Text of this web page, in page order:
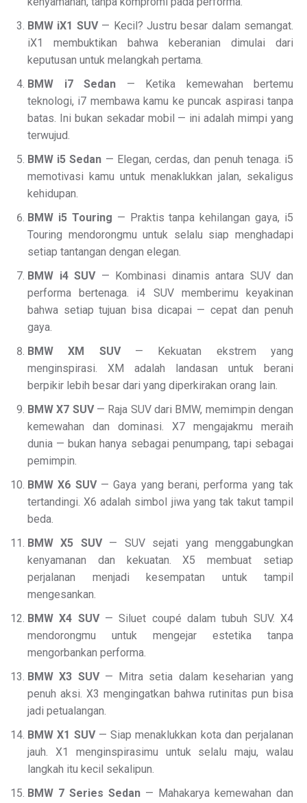
BMW iX1 SUV— Kecil? Justru besar dalam semangat.
iX1 membuktikan bahwa keberanian dimulai dari
keputusan untuk melangkah pertama.
BMW i7 Sedan — Ketika kemewahan bertemu
teknologi, i7 membawa kamu ke puncak aspirasi tanpa
batas. Ini bukan sekadar mobil — ini adalah mimpi yang
terwujud.
BMW i5 Sedan — Elegan, cerdas, dan penuh tenaga. i5
memotivasi kamu untuk menaklukkan jalan, sekaligus
kehidupan.
BMW i5 Touring — Praktis tanpa kehilangan gaya, i5
Touring mendorongmu untuk selalu siap menghadapi
setiap tantangan dengan elegan.
BMW i4 SUV— Kombinasi dinamis antara SUV dan
performa bertenaga. i4 SUV memberimu keyakinan
bahwa setiap tujuan bisa dicapai — cepat dan penuh
gaya.
BMW XM SUV— Kekuatan ekstrem yang
menginspirasi. XM adalah landasan untuk berani
berpikir lebih besar dari yang diperkirakan orang lain.
BMW X7 SUV— Raja SUV dari BMW, memimpin dengan
kemewahan dan dominasi. X7 mengajakmu meraih
dunia — bukan hanya sebagai penumpang, tapi sebagai
pemimpin.
BMW X6 SUV— Gaya yang berani, performa yang tak
tertandingi. X6 adalah simbol jiwa yang tak takut tampil
beda.
BMW X5 SUV— SUV sejati yang menggabungkan
kenyamanan dan kekuatan. X5 membuat setiap
perjalanan menjadi kesempatan untuk tampil
mengesankan.
BMW X4 SUV— Siluet coupé dalam tubuh SUV. X4
mendorongmu untuk mengejar estetika tanpa
mengorbankan performa.
BMW X3 SUV— Mitra setia dalam keseharian yang
penuh aksi. X3 mengingatkan bahwa rutinitas pun bisa
jadi petualangan.
BMW X1 SUV— Siap menaklukkan kota dan perjalanan
jauh. X1 menginspirasimu untuk selalu maju, walau
langkah itu kecil sekalipun.
BMW 7 Series Sedan — Mahakarya kemewahan dan